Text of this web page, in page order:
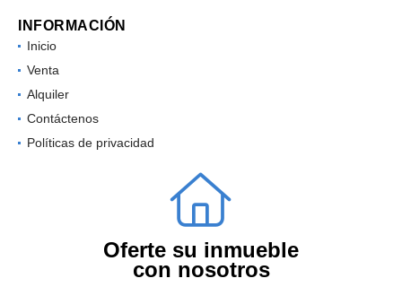
INFORMACIÓN
Inicio
Venta
Alquiler
Contáctenos
Políticas de privacidad
Oferte su inmueble
con nosotros